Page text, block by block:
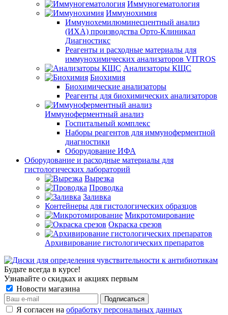
Иммуногематология
Иммунохимия
Иммунохемилюминесцентный анализ
(ИХА) производства Орто-Клиникал
Диагностикс
Реагенты и расходные материалы для
иммунохимических анализаторов VITROS
Анализаторы КЩС
Биохимия
Биохимические анализаторы
Реагенты для биохимических анализаторов
Иммуноферментный анализ
Госпитальный комплекс
Наборы реагентов для иммуноферментной
диагностики
Оборудование ИФА
Оборудование и расходные материалы для
гистологических лабораторий
Вырезка
Проводка
Заливка
Контейнеры для гистологических образцов
Микротомирование
Окраска срезов
Архивирование гистологических препаратов
Будьте всегда в курсе!
Узнавайте о скидках и акциях первым
Новости магазина
Я согласен на обработку персональных данных